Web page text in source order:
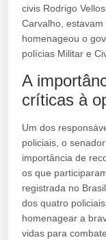
civis Rodrigo
Carvalho,
homenageou o
polícias Militar e
A
críticas à
Um dos
policiais, o
importância de
os que
registrada no
dos quatro
homenagear a
vidas para